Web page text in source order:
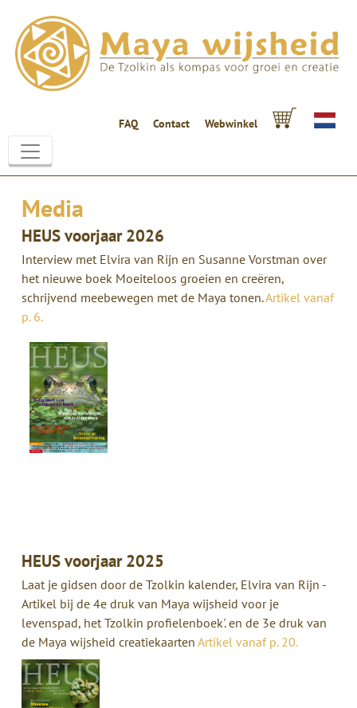
FAQ Contact Webwinkel
Media
HEUS voorjaar 2026
Interview met Elvira van Rijn en Susanne Vorstman over
het nieuwe boek Moeiteloos groeien en creëren,
schrijvend meebewegen met de Maya tonen.Artikel vanaf
p. 6.
HEUS voorjaar 2025
Laat je gidsen door de Tzolkin kalender, Elvira van Rijn -
Artikel bij de 4e druk van Maya wijsheid voor je
levenspad, het Tzolkin profielenboek'. en de 3e druk van
de Maya wijsheid creatiekaarten Artikel vanaf p. 20.